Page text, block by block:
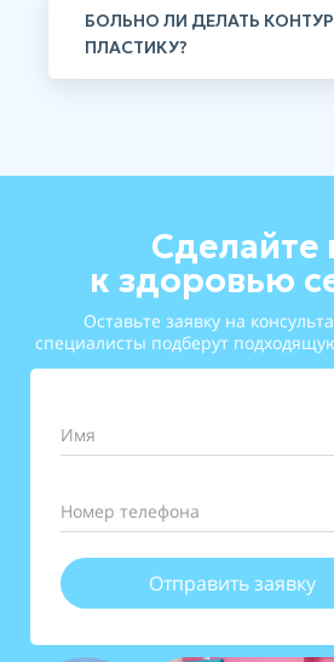
БОЛЬНО ЛИ ДЕЛАТЬ
ПЛАСТИКУ?
Сделайте
к здоровью
Оставьте заявку на
специалисты подберут
Имя
Номер телефона
Отправить заявку